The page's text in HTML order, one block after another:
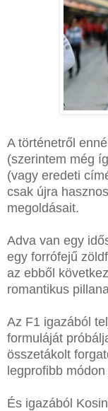
A történetről
(szerintem még
(vagy eredeti
csak újra
megoldásait.
Adva van egy
egy forrófejű
az ebből
romantikus
Az F1 igazából
formuláját
összetákolt
legprofibb
És igazából